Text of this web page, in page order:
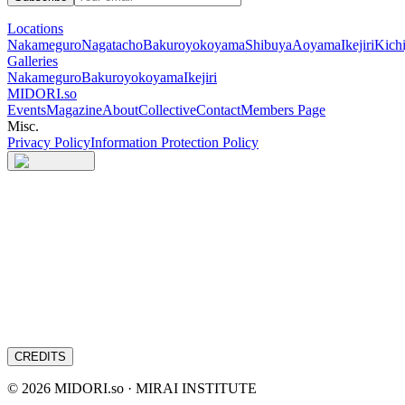
Locations
NakameguroNagatachoBakuroyokoyamaShibuyaAoyamaIkejiri
Galleries
NakameguroBakuroyokoyamaIkejiri
MIDORI.so
EventsMagazineAboutCollectiveContactMembers Page
Misc.
Privacy PolicyInformation Protection Policy
CREDITS
© 2026 MIDORI.so · MIRAI INSTITUTE